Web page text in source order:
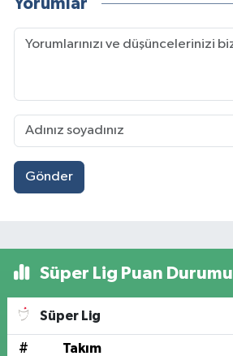
Yorumlar
Gönder
Süper Lig Puan Durumu
Süper Lig
# Takım